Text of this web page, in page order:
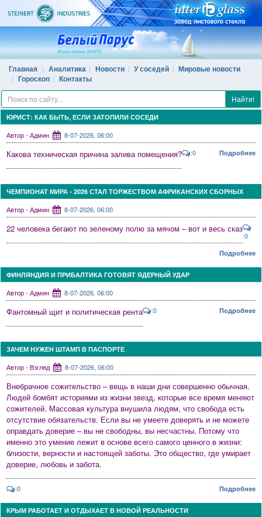
Главная Аналитика Новости У соседей
Мировые новости
Гороскоп
Контакты
Найти!
ЮРИСТ: КАК БЫТЬ, ЕСЛИ ЗАТОПИЛИ СОСЕДИ
Автор - Админ 8-07-2026, 06:00
Какова техническая причина залива помещения? :0 Подробнее
ЧЕМПИОНАТ МИРА - 2026 СТАЛ ТОРЖЕСТВОМ АФРИКАНСКИХ СБОРНЫХ
Автор - Админ 8-07-2026, 06:00
22 человека бегают по зеленому полю за мячом – вот и весь сказ
:0
Подробнее
ФИНЛЯНДИЯ И ПРИБАЛТИКА ГОТОВЯТ ЯДЕРНЫЙ УДАР
Автор - Админ 8-07-2026, 06:00
Фантомный щит и политическая рента :0 Подробнее
ЗАЧЕМ НУЖЕН ШТАМП В ПАСПОРТЕ
Автор - Взгляд 8-07-2026, 06:00
Внебрачное сожительство – вещь в наши дни совершенно обычная.
Людей бомбят историями из жизни звезд, которые все время меняют
сожителей. Массовая культура внушила людям, что свобода есть
отсутствие обязательств. Если вы не умеете доверять и не можете
оправдать доверие – вы не свободны, вы несчастны. Потому что
именно это умение лежит в основе всего самого ценного в жизни:
близости, верности и настоящей заботы. Это общество, где умирает
доверие, любовь и забота.
:0 Подробнее
КРЫМ РАБОТАЕТ И ОТДЫХАЕТ В НОВОЙ РЕАЛЬНОСТИ